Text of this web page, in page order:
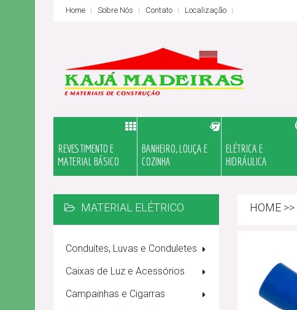
Home Sobre Nós Contato Localização
REVESTIMENTO E
MATERIAL BÁSICO
BANHEIRO, LOUÇA E
COZINHA
ELÉTRICA E
HIDRÁULICA
MATERIAL ELÉTRICO
Conduítes, Luvas e Conduletes
Caixas de Luz e Acessórios
Campainhas e Cigarras
HOME >>